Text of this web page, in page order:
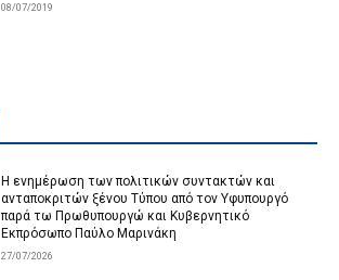
08/07/2019
Η ενημέρωση των πολιτικών συντακτών και
ανταποκριτών ξένου Τύπου από τον Υφυπουργό
παρά τω Πρωθυπουργώ και Κυβερνητικό
Εκπρόσωπο Παύλο Μαρινάκη
27/07/2026